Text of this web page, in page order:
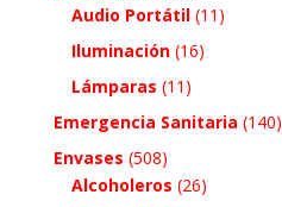
Audio Portátil (11)
Iluminación (16)
Lámparas (11)
Emergencia Sanitaria (140)
Envases (508)
Alcoholeros (26)